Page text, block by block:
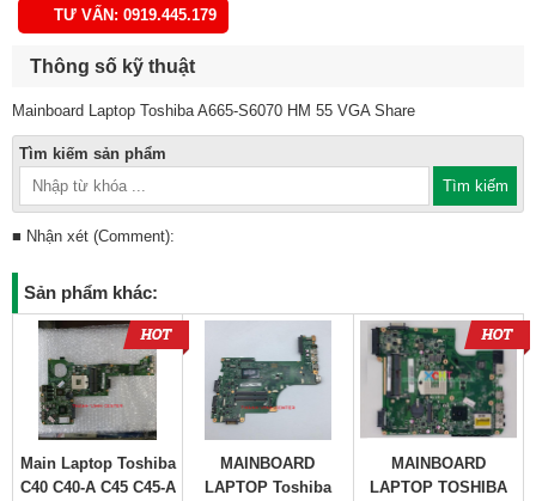
TƯ VẤN: 0919.445.179
Thông số kỹ thuật
Mainboard Laptop Toshiba A665-S6070 HM 55 VGA Share
Tìm kiếm sản phẩm
■ Nhận xét (Comment):
Sản phẩm khác:
Main Laptop Toshiba
C40 C40-A C45 C45-A
MAINBOARD
LAPTOP Toshiba
MAINBOARD
LAPTOP TOSHIBA